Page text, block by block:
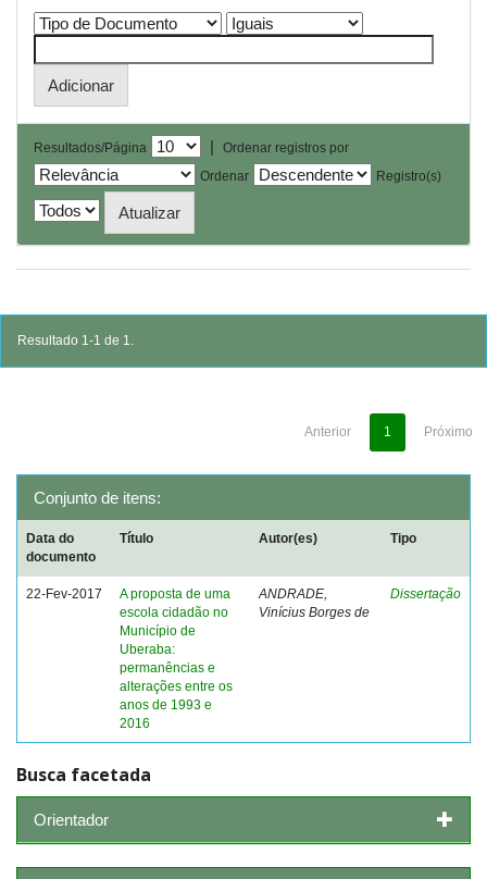
Resultados/Página |
Ordenar registros por
Ordenar
Registro(s)
Resultado 1-1 de 1.
Anterior 1 Próximo
Conjunto de itens:
Data do
documento
Título Autor(es) Tipo
22-Fev-2017
A proposta de uma
escola cidadão no
Município de
Uberaba:
permanências e
alterações entre os
anos de 1993 e
2016
ANDRADE,
Vinícius Borges de
Dissertação
Busca facetada
Orientador